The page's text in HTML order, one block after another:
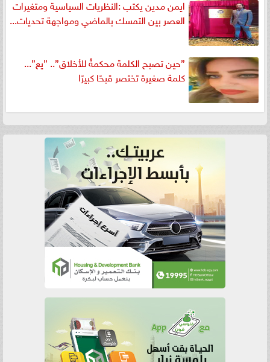
ايمن مدين يكتب :النظريات السياسية ومتغيرات
العصر بين التمسك بالماضي ومواجهة تحديات...
”حين تصبح الكلمة محكمةً للأخلاق”.. ”يع”...
كلمة صغيرة تختصر قبحًا كبيرًا